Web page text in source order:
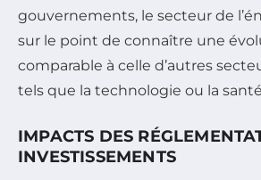
gouvernements, le secteur de
sur le point de connaître une
comparable à celle d’autres
tels que la technologie ou la
IMPACTS DES
INVESTISSEMENTS